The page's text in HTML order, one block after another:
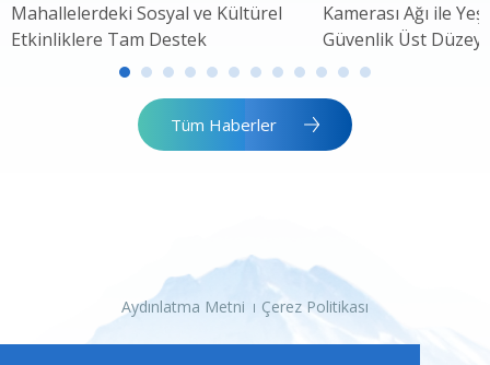
Mahallelerdeki Sosyal ve Kültürel
Etkinliklere Tam Destek
Kamerası Ağı ile
Güvenlik Üst
Tüm Haberler
Aydınlatma Metni Çerez Politikası